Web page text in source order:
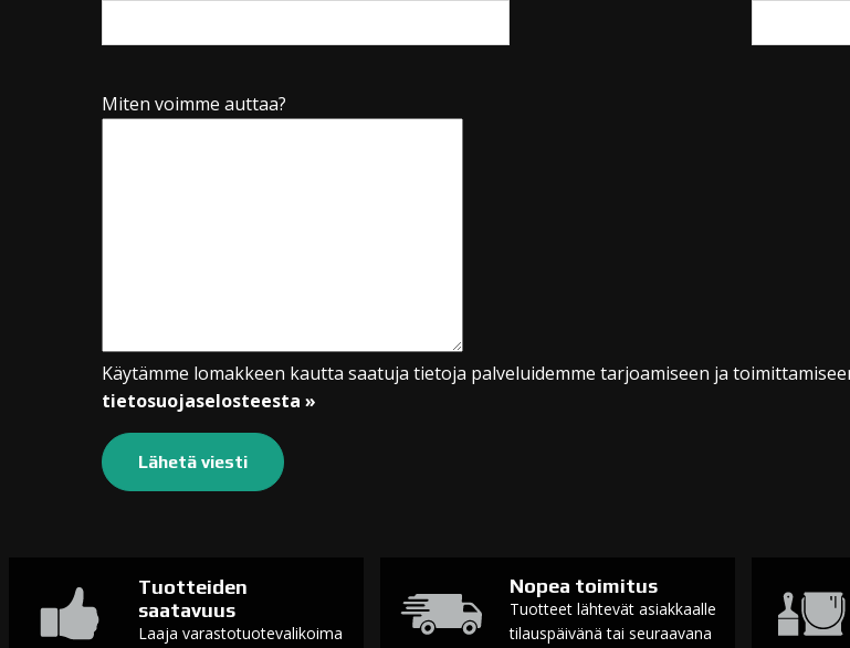
Miten voimme auttaa?
Käytämme lomakkeen kautta saatuja tietoja palveluidemme tarjoamiseen ja
tietosuojaselosteesta »
Tuotteiden
saatavuus
Laaja varastotuotevalikoima
Nopea toimitus
Tuotteet lähtevät asiakkaalle
tilauspäivänä tai seuraavana